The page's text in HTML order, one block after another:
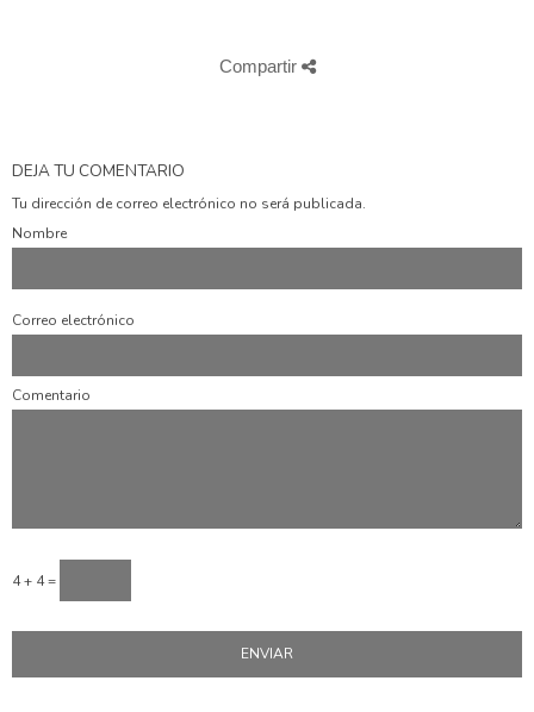
Compartir
DEJA TU COMENTARIO
Tu dirección de correo electrónico no será publicada.
Nombre
Correo electrónico
Comentario
4 + 4 =